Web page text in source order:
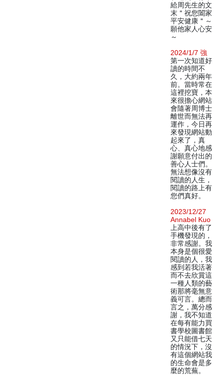
給周先生的文
末＂祝您闔家
平安健康＂～
願他家人心安
～
2024/1/7 強
第一次知道好
讀的時間不
久，大約兩年
前。當時常在
這裡挖寶，本
來很擔心網站
會隨著周博士
離世而無法再
運作，今日再
來發現網站動
起來了，真
心、真心地感
謝願意付出的
善心人士們。
無法想像沒有
閱讀的人生，
閱讀的路上有
您們真好。
2023/12/27
Annabel Kuo
上高中後有了
手機發現的，
非常感謝。我
本身是個很愛
閱讀的人，我
感到若我活著
而不去欣賞這
一種人類的藝
術那將毫無意
義可言。總而
言之，萬分感
謝，我不知道
在每有能力買
書學校圖書館
又只能借七天
的情況下，沒
有這個網站我
的生命會是多
麼的荒蕪。